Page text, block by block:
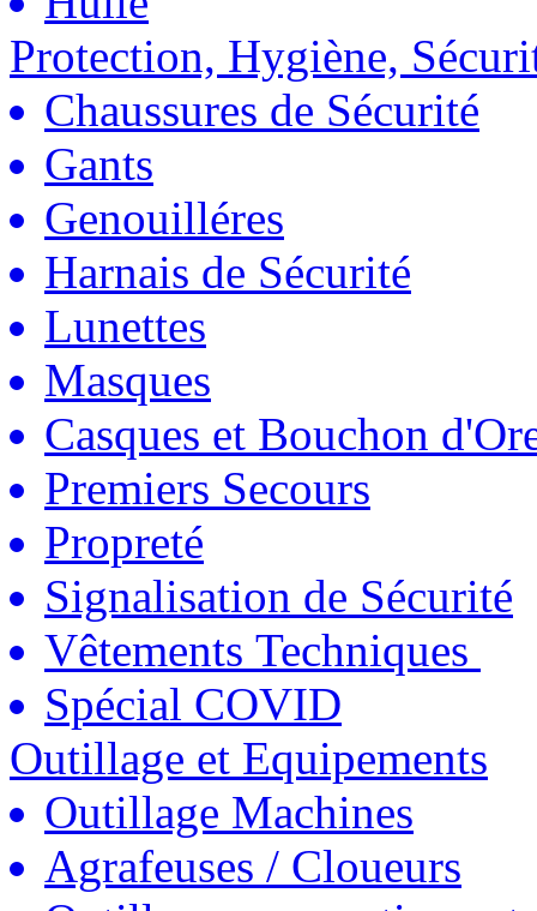
Protection, Hygiène,
Chaussures de Sécurité
Gants
Genouilléres
Harnais de Sécurité
Lunettes
Masques
Casques et Bouchon
Premiers Secours
Propreté
Signalisation de Sécurité
Vêtements Techniques
Spécial COVID
Outillage et Equipements
Outillage Machines
Agrafeuses / Cloueurs